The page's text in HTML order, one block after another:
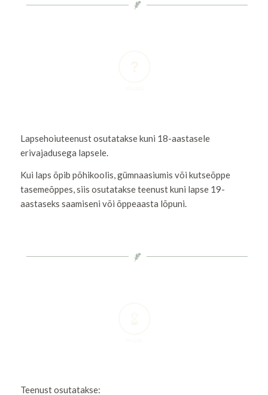
Lapsehoiuteenust osutatakse kuni 18-aastasele
erivajadusega lapsele.
Kui laps õpib põhikoolis, gümnaasiumis või kutseõppe
tasemeõppes, siis osutatakse teenust kuni lapse 19-
aastaseks saamiseni või õppeaasta lõpuni.
Teenust osutatakse: